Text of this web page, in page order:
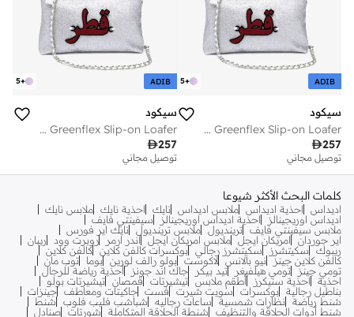
+
5 ADIB
سيكود
ALDO Greenflex Slip-on Loafer
257
توصيل مجاني
+
5 ADIB
سيكود
ALDO Greenflex Slip-on Loafer
257
توصيل مجاني
كلمات البحث الأكثر شيوعا
اديداس احذية اديداس ملابس اديداس نايك احذية نايك ملابس نايك
اديداس اوريجينالز
احذية اديداس اوريجينالز
سيفينتي فايف
ملابس سيفينتي فايف ترينديول ملابس ترينديول نايك اير فورس
اير جوردان
امريكان ايجل ملابس امريكان ايجل اندر ارمر روبرت وود
ريبان
ريبوك
سكيتشرز سكيتشرز رجالي بوكسرات كالفن كلاين كالفن كلاين
كالفن كلاين جينز نيو بالانس لاكوست بولو رالف لورين بوما
توب مان
تومي جينز تومي هيلفيغر تيد بيكر جاك اند جونز
أحذية رياضة للرجال
احذية
احذية سنيكرز أطقم ملابس تيشيرتات قمصان تيشيرتات بولو
بناطيل رجالية بوكسرات سويت شيرت فست جاكيتات ومعاطف جينزات
شنط رياضة نظارات شمسية ساعات رجاليه شباشب فليب فلوب
شنط
شنط أدوات الحلاقة والتنظيف
شنطة الحلاقة المتكاملة شورتات صنادل